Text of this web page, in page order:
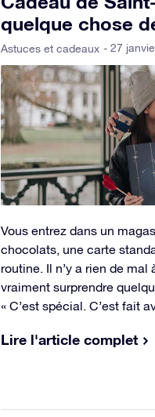
quelque chose
Astuces et cadeaux - 27
Vous entrez dans un
chocolats, une carte
routine. Il n’y a rien de
vraiment surprendre
« C’est spécial. C’est fait
Lire l'article complet